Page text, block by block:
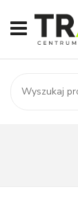
START
SKLEP